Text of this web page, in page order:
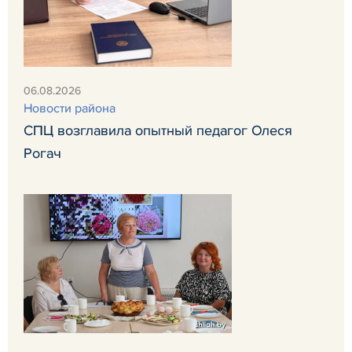
06.08.2026
Новости района
СПЦ возглавила опытный педагог Олеся
Рогач